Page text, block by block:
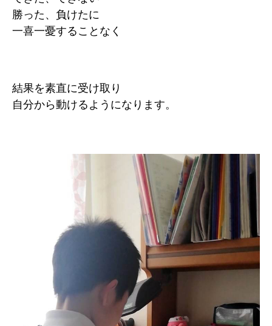
勝った、負けたに
一喜一憂することなく
結果を素直に受け取り
自分から動けるようになります。